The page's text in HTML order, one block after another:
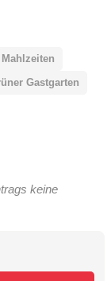
Mahlzeiten
Gastgarten
keine